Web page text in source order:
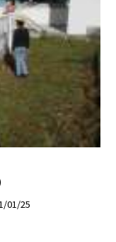
01/25